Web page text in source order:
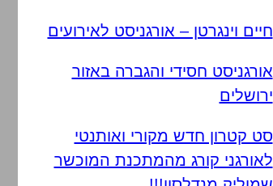
חיים וינגרטן – אורגניסט לאירועים
אורגניסט חסידי והגברה באזור
ירושלים
סט קטרון חדש מקורי ואותנטי
לאורגני קורג מהמתכנת המוכשר